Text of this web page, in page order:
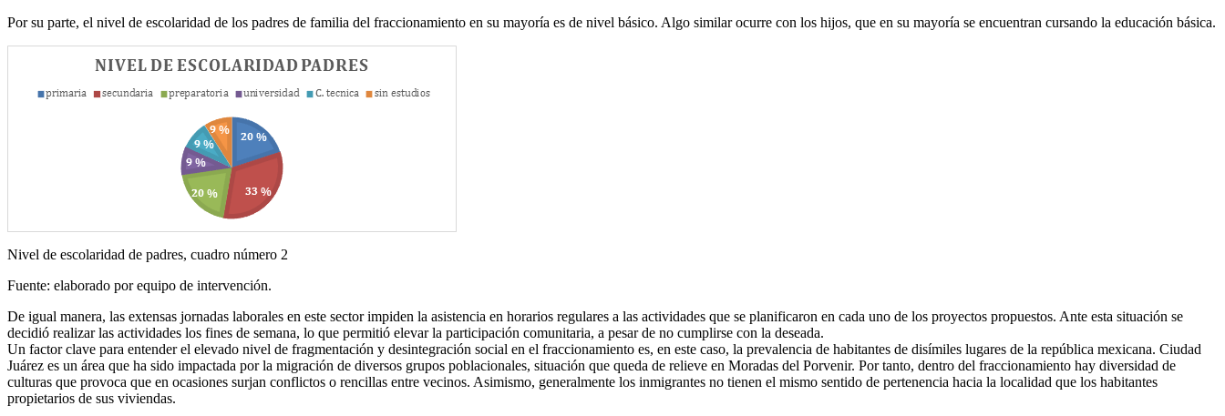
Por su parte, el nivel de escolaridad de los padres de familia del fraccionamiento en su mayoría es de nivel básico. Algo similar ocurre con los hijos, que en su mayoría se encuentran cursando la educación básica.
Nivel de escolaridad de padres, cuadro número 2
Fuente: elaborado por equipo de intervención.
De igual manera, las extensas jornadas laborales en este sector impiden la asistencia en horarios regulares a las actividades que se planificaron en cada uno de los proyectos propuestos. Ante esta situación se
decidió realizar las actividades los fines de semana, lo que permitió elevar la participación comunitaria, a pesar de no cumplirse con la deseada.
Un factor clave para entender el elevado nivel de fragmentación y desintegración social en el fraccionamiento es, en este caso, la prevalencia de habitantes de disímiles lugares de la república mexicana. Ciudad
Juárez es un área que ha sido impactada por la migración de diversos grupos poblacionales, situación que queda de relieve en Moradas del Porvenir. Por tanto, dentro del fraccionamiento hay diversidad de
culturas que provoca que en ocasiones surjan conflictos o rencillas entre vecinos. Asimismo, generalmente los inmigrantes no tienen el mismo sentido de pertenencia hacia la localidad que los habitantes
propietarios de sus viviendas.